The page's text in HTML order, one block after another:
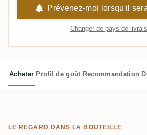
Prévenez-moi lorsqu'il
Changer de pays de
Acheter Profil de goût Recommandation
LE REGARD DANS LA BOUTEILLE